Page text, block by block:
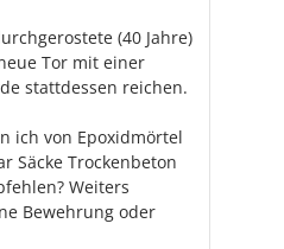
(40 Jahre)
Tor mit einer
stattdessen reichen.
ich von Epoxidmörtel
Säcke Trockenbeton
Weiters
Bewehrung oder